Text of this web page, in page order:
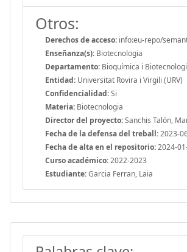
Otros:
Derechos de acceso: info:eu-repo/
Enseñanza(s): Biotecnologia
Departamento: Bioquímica i
Entidad: Universitat Rovira i Virgili (URV)
Confidencialidad:Si
Materia: Biotecnologia
Director del proyecto:Sanchis Talón,
Fecha de la defensa del treball:2023-
Fecha de alta en el repositorio:2024-
Curso académico:2022-2023
Estudiante:Garcia Ferran, Laia